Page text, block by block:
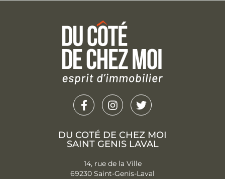
DU COTÉ DE CHEZ MOI
SAINT GENIS LAVAL
14, rue de la Ville
69230 Saint-Genis-Laval